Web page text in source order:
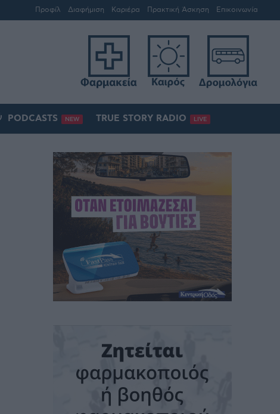
Προφίλ Διαφήμιση Καριέρα Πρακτική Άσκηση Επικοινωνία
PODCASTS NEW TRUE STORY RADIO LIVE